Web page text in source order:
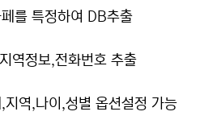
를 특정하여 DB추출
역정보,전화번호 추출
지역,나이,성별 옵션설정 가능